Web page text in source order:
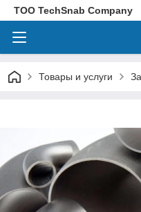
ТОО TechSnab Company
Товары и услуги